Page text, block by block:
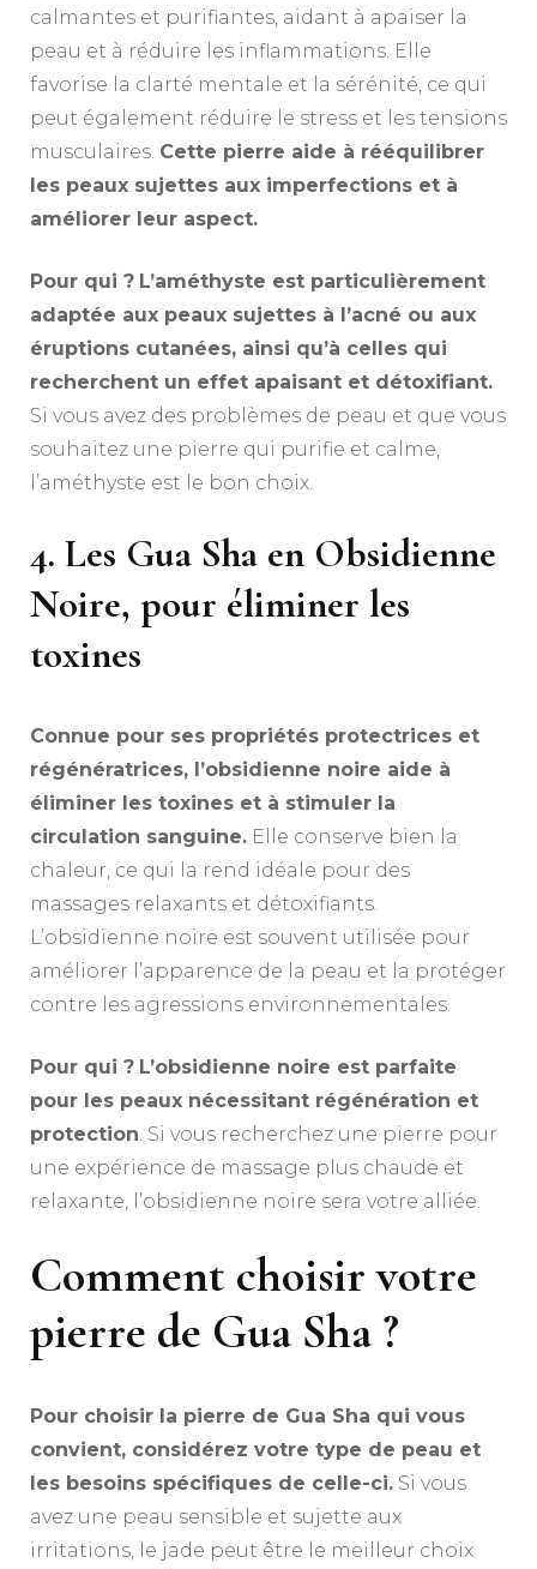
calmantes et purifiantes, aidant à apaiser la
peau et à réduire les inflammations. Elle
favorise la clarté mentale et la sérénité, ce qui
peut également réduire le stress et les tensions
musculaires. Cette pierre aide à rééquilibrer
les peaux sujettes aux imperfections et à
améliorer leur aspect.
Pour qui ? L’améthyste est particulièrement
adaptée aux peaux sujettes à l’acné ou aux
éruptions cutanées, ainsi qu’à celles qui
recherchent un effet apaisant et détoxifiant.
Si vous avez des problèmes de peau et que vous
souhaitez une pierre qui purifie et calme,
l’améthyste est le bon choix.
4. Les Gua Sha en Obsidienne
Noire, pour éliminer les
toxines
Connue pour ses propriétés protectrices et
régénératrices, l’obsidienne noire aide à
éliminer les toxines et à stimuler la
circulation sanguine. Elle conserve bien la
chaleur, ce qui la rend idéale pour des
massages relaxants et détoxifiants.
L’obsidienne noire est souvent utilisée pour
améliorer l’apparence de la peau et la protéger
contre les agressions environnementales.
Pour qui ? L’obsidienne noire est parfaite
pour les peaux nécessitant régénération et
protection. Si vous recherchez une pierre pour
une expérience de massage plus chaude et
relaxante, l’obsidienne noire sera votre alliée.
Comment choisir votre
pierre de Gua Sha ?
Pour choisir la pierre de Gua Sha qui vous
convient, considérez votre type de peau et
les besoins spécifiques de celle-ci. Si vous
avez une peau sensible et sujette aux
irritations, le jade peut être le meilleur choix